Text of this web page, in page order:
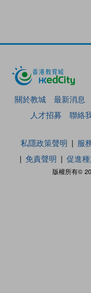
關於教城 最新消息
人才招募
聯絡
版權所有©
私隱政策聲明 服
免責聲明
促進